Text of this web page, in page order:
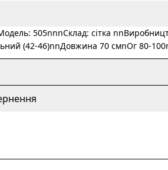
505nnnСклад: сітка
(42-46)nnДовжина 70 смnОг 80-